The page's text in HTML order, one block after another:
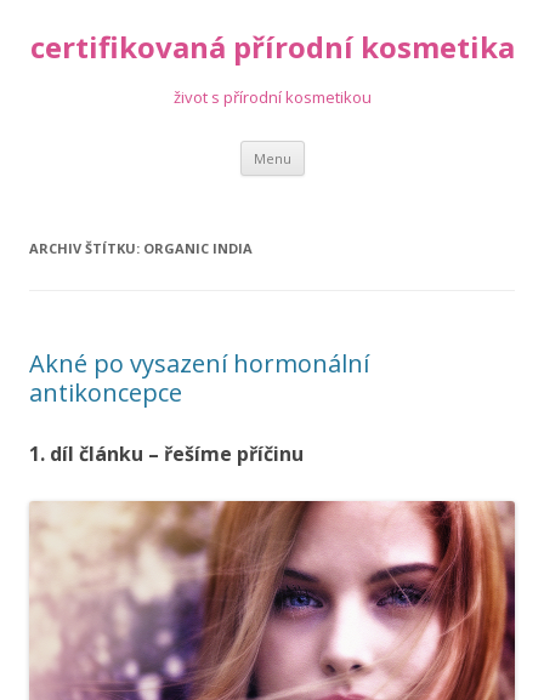
certifikovaná přírodní kosmetika
život s přírodní kosmetikou
Menu Přejít
obsahu
ARCHIV ŠTÍTKU: ORGANIC INDIA
Akné po vysazení hormonální
antikoncepce
1. díl článku – řešíme příčinu